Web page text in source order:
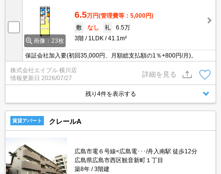
画像：23枚
6.5万円(管理費等：5,000円)
敷
なし 礼
6.5万
3階
1LDK 41.1m²
保証会社加入要(初回35,000円、月額総支払額の1％+800円/月)。
株式会社エイブル 横川店
情報更新日 2026/07/27
詳細を見る
残り4件を表示する
賃貸アパート クレールA
広島市電６号線<広島電･･･/舟入南駅 徒歩12分
広島県広島市西区観音新町１丁目
築8年
3階建